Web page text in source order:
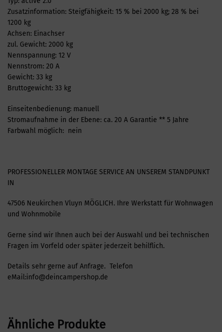
Zusatzinformation: Steigfähigkeit: 15 % bei 2000 kg; 28 % bei
1200 kg
Achsen: Einachser
zul. Gewicht: 2000 kg
Nennspannung: 12 V
Nennstrom: 20 A
Gewicht: 33 kg
Bruttogewicht: 33 kg
Einseitenbedienung: manuell
Stromaufnahme in der Ebene: ca. 20 A Garantie ** 5 Jahre
Farbwahl möglich: nein
PROFESSIONELLER MONTAGE SERVICE AN UNSEREM STANDPUNKT
IN
47506 Neukirchen Vluyn MÖGLICH. Ihre Werkstatt für Wohnwagen
und Wohnmobile
Gerne sind wir Ihnen auch bei der Auswahl und bei technischen
Fragen im Vorfeld oder später jederzeit behilflich.
Details sehr gerne auf Anfrage. Telefon
eMail:info@deincampershop.de
Ähnliche Produkte